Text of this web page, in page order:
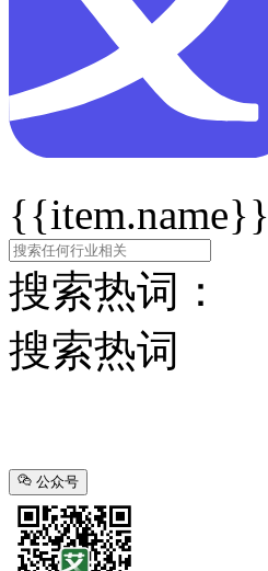
{{item.name}}
搜索热词：
搜索热词
公众号